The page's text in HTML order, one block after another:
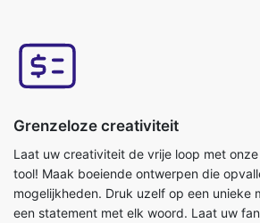
Grenzeloze creativiteit
Laat uw creativiteit de vrije loop met
tool! Maak boeiende ontwerpen die
mogelijkheden. Druk uzelf op een unieke
een statement met elk woord. Laat uw